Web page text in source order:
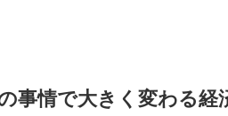
事情で大きく変わる経